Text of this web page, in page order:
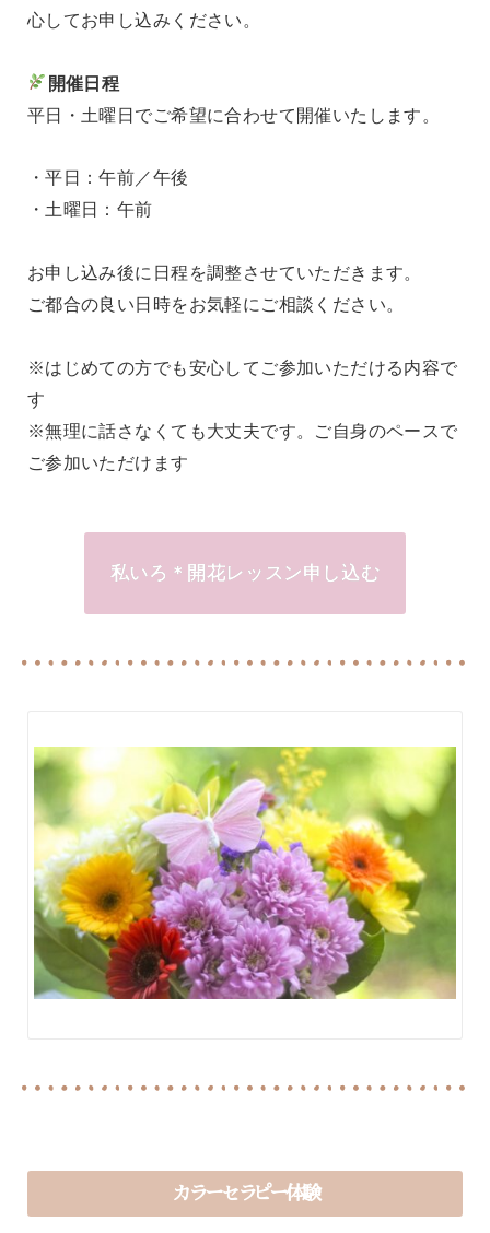
心してお申し込みください。
開催日程
平日・土曜日でご希望に合わせて開催いたします。
・平日：午前／午後
・土曜日：午前
お申し込み後に日程を調整させていただきます。
ご都合の良い日時をお気軽にご相談ください。
※はじめての方でも安心してご参加いただける内容で
す
※無理に話さなくても大丈夫です。ご自身のペースで
ご参加いただけます
私いろ＊開花レッスン申し込む
カラーセラピー体験